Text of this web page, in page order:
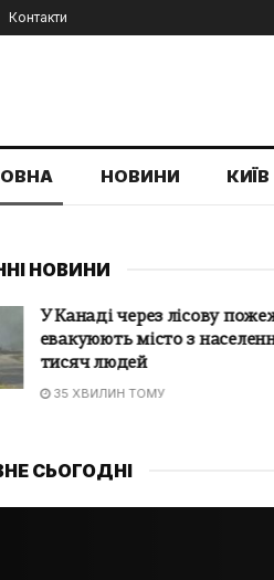
Контакти
НОВИНИ КИЇВ
НОВИНИ
У Канаді через лісову
евакуюють місто з
тисяч людей
35 ХВИЛИН ТОМУ
СЬОГОДНІ